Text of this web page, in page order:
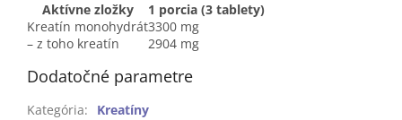
Aktívne zložky
1 porcia (3 tablety)
Kreatín monohydrát3300 mg
– z toho kreatín
2904 mg
Dodatočné parametre
Kategória:
Kreatíny